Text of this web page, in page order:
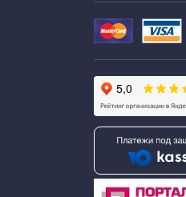
Обзорные автобусные
Исторические
Недорогие
Экскурсии для